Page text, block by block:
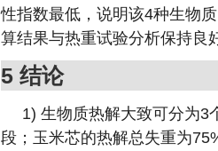
性指数最低，说明该4种生物
算结果与热重试验分析保持良
5 结论
1) 生物质热解大致可分为3
段；玉米芯的热解总失重为